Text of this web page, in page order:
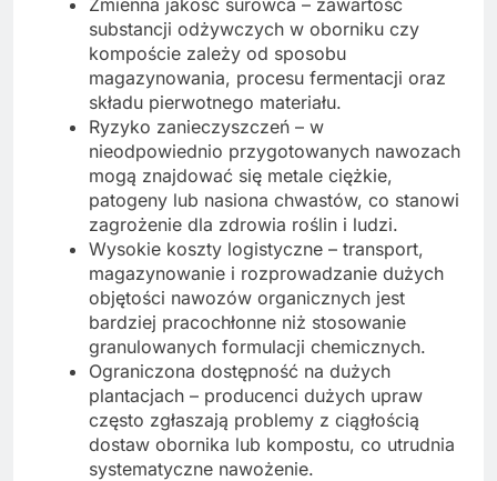
substancji odżywczych w oborniku czy
kompoście zależy od sposobu
magazynowania, procesu fermentacji oraz
składu pierwotnego materiału.
Ryzyko zanieczyszczeń – w
nieodpowiednio przygotowanych nawozach
mogą znajdować się metale ciężkie,
patogeny lub nasiona chwastów, co stanowi
zagrożenie dla zdrowia roślin i ludzi.
Wysokie koszty logistyczne – transport,
magazynowanie i rozprowadzanie dużych
objętości nawozów organicznych jest
bardziej pracochłonne niż stosowanie
granulowanych formulacji chemicznych.
Ograniczona dostępność na dużych
plantacjach – producenci dużych upraw
często zgłaszają problemy z ciągłością
dostaw obornika lub kompostu, co utrudnia
systematyczne nawożenie.